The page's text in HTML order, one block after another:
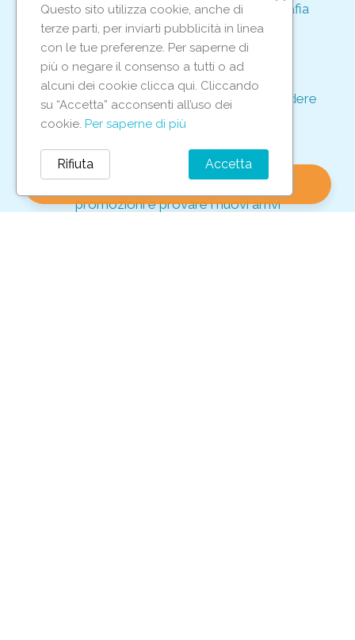
Acquisto rapido e sicuro tramite crittografia
per proteggere le tue transazioni
support_agent
Supporto e assistenza dedicati per rispondere
storefront
Vieni in negozio per scoprire le nostre
promozioni e provare i nuovi arrivi
shopping_bag account_circle
Questo sito utilizza cookie, anche di
terze parti, per inviarti pubblicità in linea
con le tue preferenze. Per saperne di
più o negare il consenso a tutti o ad
alcuni dei cookie clicca qui. Cliccando
su “Accetta” acconsenti all’uso dei
cookie. Per saperne di più
Accetta
Rifiuta